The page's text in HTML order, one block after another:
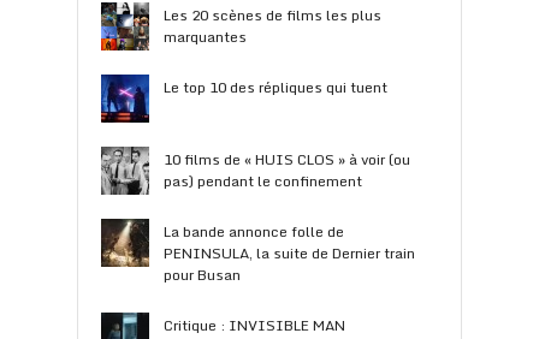
Les 20 scènes de films les plus
marquantes
Le top 10 des répliques qui tuent
10 films de « HUIS CLOS » à voir (ou
pas) pendant le confinement
La bande annonce folle de
PENINSULA, la suite de Dernier train
pour Busan
Critique : INVISIBLE MAN